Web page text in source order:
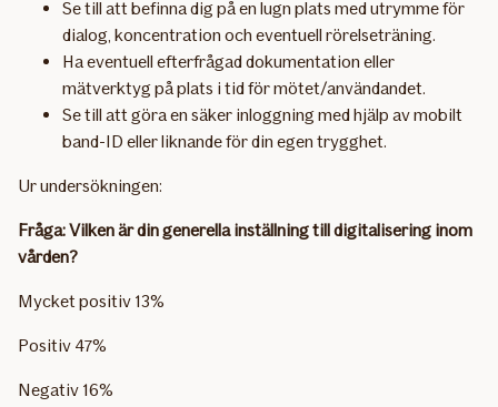
Se till att befinna dig på en lugn plats med utrymme för
dialog, koncentration och eventuell rörelseträning.
Ha eventuell efterfrågad dokumentation eller
mätverktyg på plats i tid för mötet/användandet.
Se till att göra en säker inloggning med hjälp av mobilt
band-ID eller liknande för din egen trygghet.
Ur undersökningen:
Fråga: Vilken är din generella inställning till digitalisering inom
vården?
Mycket positiv 13%
Positiv 47%
Negativ 16%